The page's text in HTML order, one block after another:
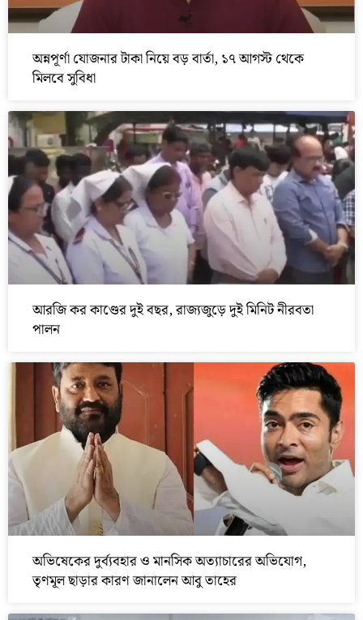
অন্নপূর্ণা যোজনার টাকা নিয়ে বড় বার্তা, ১৭ আগস্ট থেকে
মিলবে সুবিধা
আরজি কর কাণ্ডের দুই বছর, রাজ্যজুড়ে দুই মিনিট নীরবতা
পালন
অভিষেকের দুর্ব্যবহার ও মানসিক অত্যাচারের অভিযোগ,
তৃণমূল ছাড়ার কারণ জানালেন আবু তাহের